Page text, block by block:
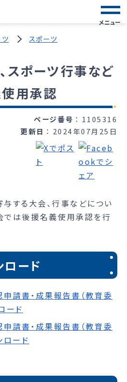
メニュー
スポーツ
スポーツ行事など
用承認
ページ番号
1105316
更新日
2024年07月25日
する大会、行事などについ
では後援名義使用承認を行
ード
請書・成果報告書（教育委
ード
請書・成果報告書（教育委
ロード